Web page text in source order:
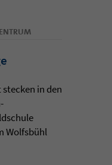
in den
Wolfsbühl